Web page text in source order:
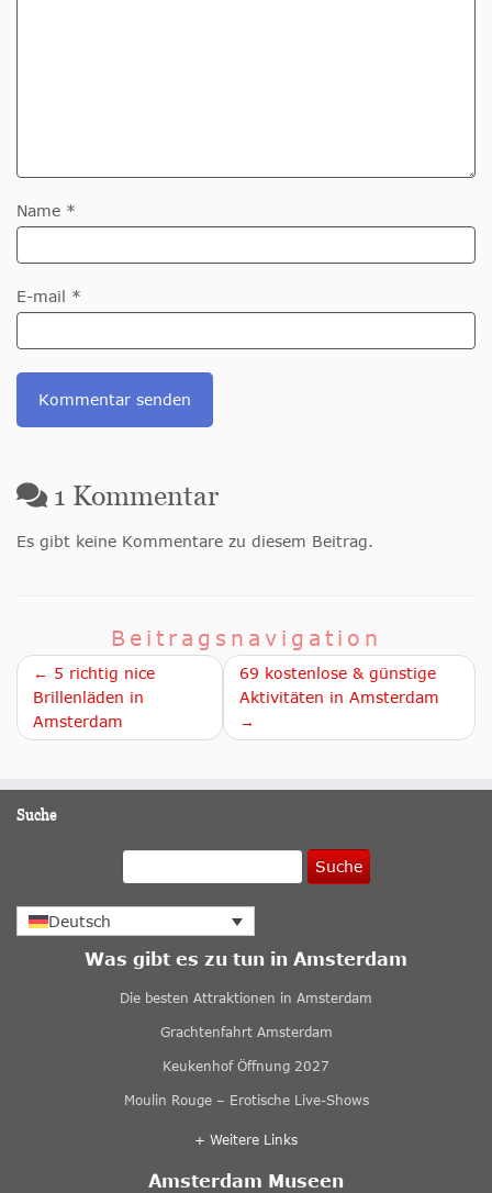
Name *
E-mail *
1 Kommentar
Es gibt keine Kommentare zu diesem Beitrag.
Beitragsnavigation
← 5 richtig nice
Brillenläden in
Amsterdam
69 kostenlose & günstige
Aktivitäten in Amsterdam
→
Suche
Suche
Deutsch
Was gibt es zu tun in Amsterdam
Die besten Attraktionen in Amsterdam
Grachtenfahrt Amsterdam
Keukenhof Öffnung 2027
Moulin Rouge – Erotische Live-Shows
+ Weitere Links
Amsterdam Museen